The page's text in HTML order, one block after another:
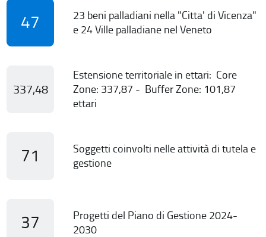
47
23 beni palladiani nella "Citta' di Vicenza"
e 24 Ville palladiane nel Veneto
337,48
Estensione territoriale in ettari: Core
Zone: 337,87 - Buffer Zone: 101,87
ettari
71
Soggetti coinvolti nelle attività di tutela e
gestione
37
Progetti del Piano di Gestione 2024-
2030